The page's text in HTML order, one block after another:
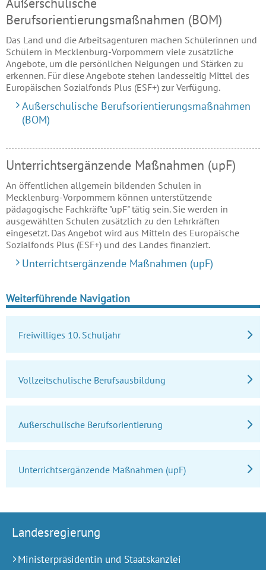
Berufsorientierungsmaßnahmen (BOM)
Das Land und die Arbeitsagenturen machen Schülerinnen und
Schülern in Mecklenburg-Vorpommern viele zusätzliche
Angebote, um die persönlichen Neigungen und Stärken zu
erkennen. Für diese Angebote stehen landesseitig Mittel des
Europäischen Sozialfonds Plus (ESF+) zur Verfügung.
Außerschulische Berufsorientierungsmaßnahmen
(BOM)
Unterrichtsergänzende Maßnahmen (upF)
An öffentlichen allgemein bildenden Schulen in
Mecklenburg-Vorpommern können unterstützende
pädagogische Fachkräfte "upF" tätig sein. Sie werden in
ausgewählten Schulen zu­sätzlich zu den Lehrkräften
eingesetzt. Das Angebot wird aus Mitteln des Europäische
Sozialfonds Plus (ESF+) und des Landes finanziert.
Unterrichtsergänzende Maßnahmen (upF)
Weiterführende Navigation
Freiwilliges 10. Schuljahr
Vollzeitschulische Berufsausbildung
Außerschulische Berufsorientierung
Unterrichtsergänzende Maßnahmen (upF)
Landesregierung
Ministerpräsidentin und Staatskanzlei